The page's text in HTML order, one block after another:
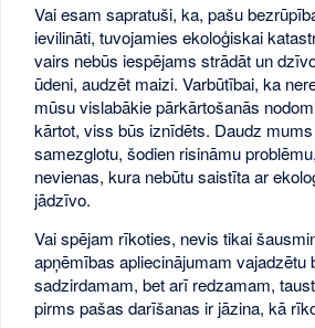
Vai esam sapratuši, ka, pašu
ievilināti, tuvojamies ekoloģiskai
vairs nebūs iespējams strādāt un
ūdeni, audzēt maizi. Varbūtībai, ka
mūsu vislabākie pārkārtošanās
kārtot, viss būs iznīdēts. Daudz
samezglotu, šodien risināmu
nevienas, kura nebūtu saistīta ar
jādzīvo.
Vai spējam rīkoties, nevis tikai
apņēmības apliecinājumam vajadzētu
sadzirdamam, bet arī redzamam,
pirms pašas darīšanas ir jāzina, kā